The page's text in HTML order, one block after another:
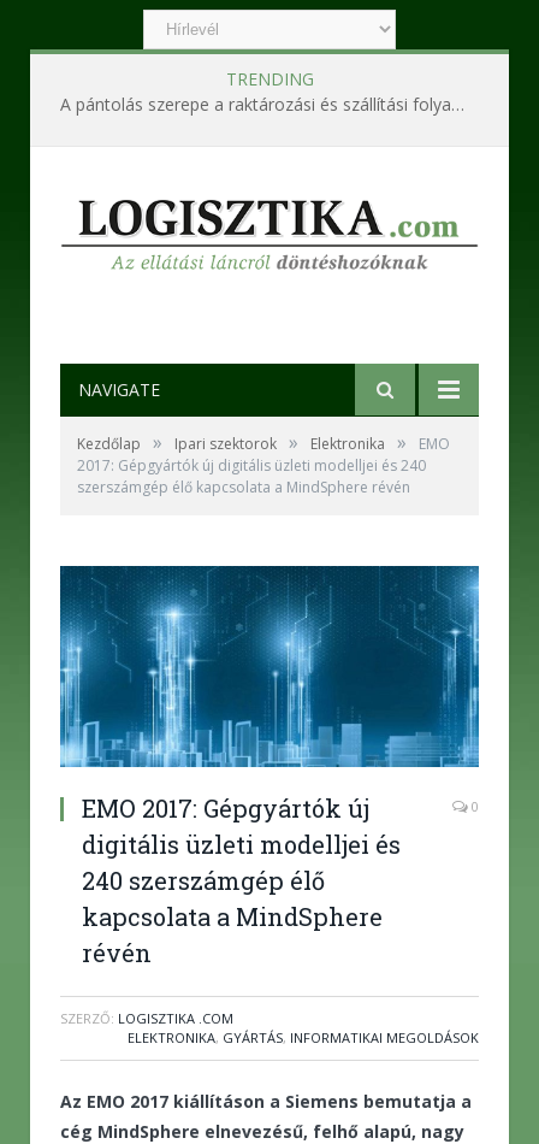
TRENDING
A pántolás szerepe a raktározási és szállítási folyamatokban
NAVIGATE
Kezdőlap » Ipari szektorok » Elektronika »
EMO
2017: Gépgyártók új digitális üzleti modelljei és 240
szerszámgép élő kapcsolata a MindSphere révén
EMO 2017: Gépgyártók új
digitális üzleti modelljei és
240 szerszámgép élő
kapcsolata a MindSphere
révén
0
SZERZŐ: LOGISZTIKA .COM
ELEKTRONIKA, GYÁRTÁS, INFORMATIKAI MEGOLDÁSOK
Az EMO 2017 kiállításon a Siemens bemutatja a
cég MindSphere elnevezésű, felhő alapú, nagy